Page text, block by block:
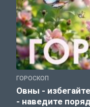
ГОРОСКОП
Овны -
- наведите